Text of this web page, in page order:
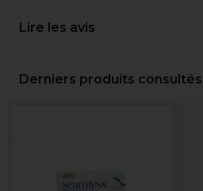
Lire les avis
Derniers produits consultés